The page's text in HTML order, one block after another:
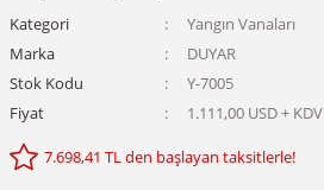
Kategori
Yangın Vanaları
Marka
DUYAR
Stok Kodu
Y-7005
Fiyat
1.111,00 USD + KDV
7.698,41 TL den başlayan taksitlerle!